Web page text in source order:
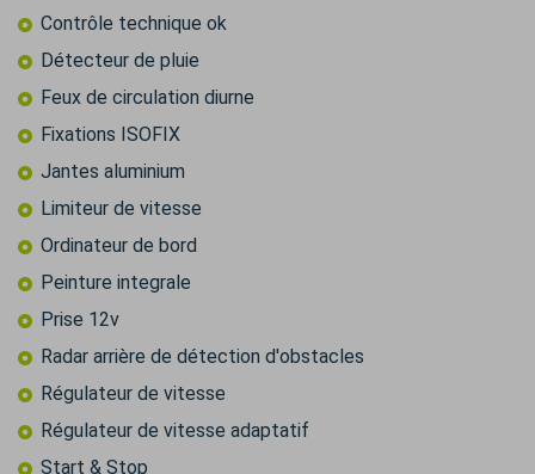
Contrôle technique ok
Détecteur de pluie
Feux de circulation diurne
Fixations ISOFIX
Jantes aluminium
Limiteur de vitesse
Ordinateur de bord
Peinture integrale
Prise 12v
Radar arrière de détection d'obstacles
Régulateur de vitesse
Régulateur de vitesse adaptatif
Start & Stop